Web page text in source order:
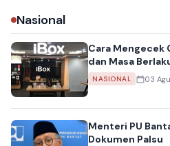
Nasional
Cara Mengecek
dan Masa
NASIONAL 03
Menteri PU
Dokumen Palsu